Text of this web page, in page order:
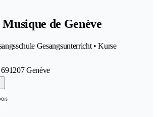
de Genève
Gesangsunterricht • Kurse
1207 Genève